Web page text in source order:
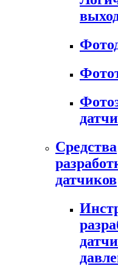
Средства
датчиков